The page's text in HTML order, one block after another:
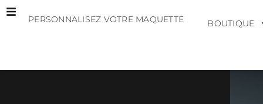
Aller
PERSONNALISEZ VOTRE MAQUETTE BOUTIQUE